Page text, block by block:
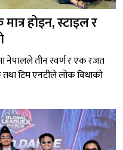
होइन, स्टाइल र
नेपालले तीन स्वर्ण र एक रजत
टिम एनटीले लोक विधाको